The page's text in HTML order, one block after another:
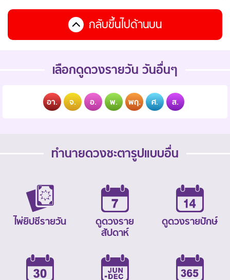
กลับขึ้นไปด้านบน
เลือกดูดวงรายวัน วันอื่นๆ
อา. จ. อ. พ. พฤ. ศ. ส.
ทำนายดวงชะตารูปแบบอื่น
ไพ่ยิปซีรายวัน
ดูดวงราย
สัปดาห์
ดูดวงรายปักษ์